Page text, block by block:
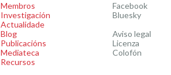
Membros
Investigación
Actualidade
Blog
Publicacións
Mediateca
Recursos
Facebook
Bluesky
Aviso legal
Licenza
Colofón